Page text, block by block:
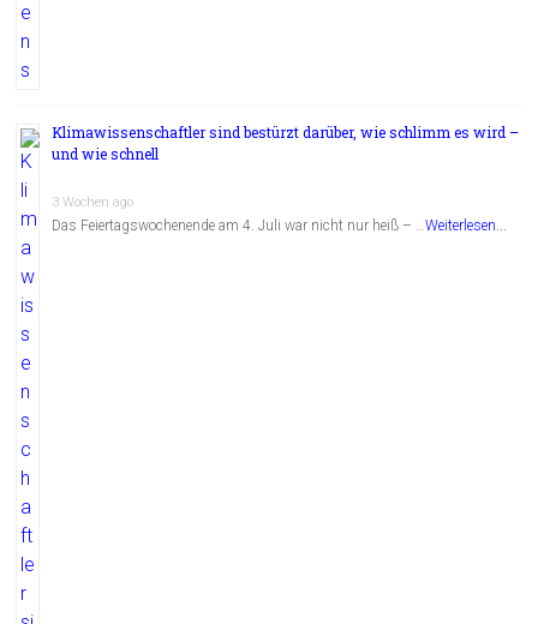
Klimawissenschaftler sind bestürzt darüber, wie schlimm es wird –
und wie schnell
3 Wochen ago
Das Feiertagswochenende am 4. Juli war nicht nur heiß – …Weiterlesen...